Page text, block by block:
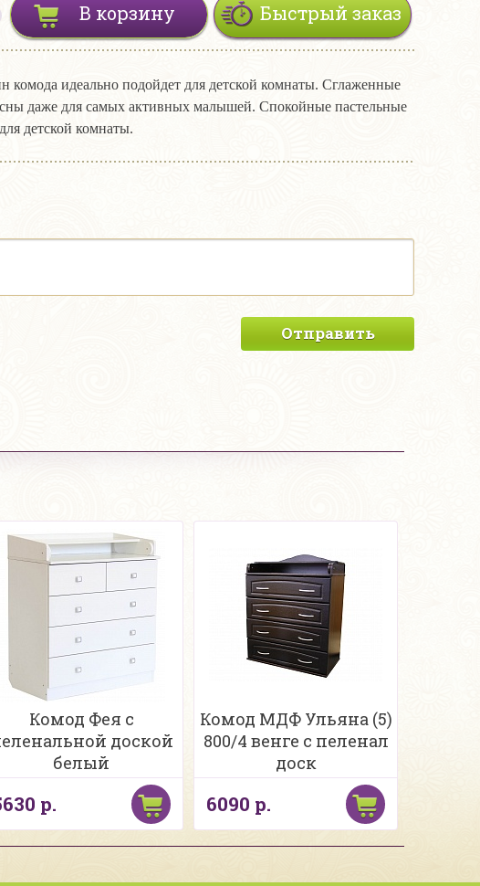
Быстрый заказ
В корзину
идеально подойдет для детской комнаты. Сглаженные
даже для самых активных малышей. Спокойные пастельные
детской комнаты.
Отправить
Комод Фея с
доской
белый
р.
Комод МДФ Ульяна (5)
800/4 венге с пеленал
доск
6090 р.